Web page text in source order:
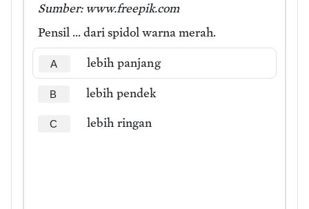
Sumber: www.freepik.com
Pensil ... dari spidol warna merah.
A lebih panjang
B lebih pendek
C lebih ringan